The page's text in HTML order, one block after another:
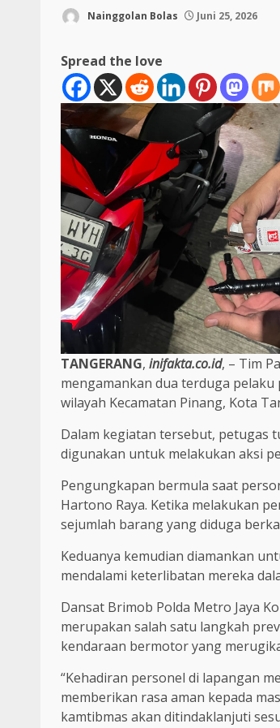
Nainggolan Bolas Juni 25, 2026
Spread the love
TANGERANG, inifakta.co.id, – Tim
mengamankan dua terduga
wilayah Kecamatan Pinang, Kota
Dalam kegiatan tersebut, petugas
digunakan untuk melakukan aksi
Pengungkapan bermula saat
Hartono Raya. Ketika melakukan
sejumlah barang yang diduga
Keduanya kemudian diamankan
mendalami keterlibatan mereka
Dansat Brimob Polda Metro Jaya
merupakan salah satu langkah
kendaraan bermotor yang
“Kehadiran personel di lapangan
memberikan rasa aman kepada
kamtibmas akan ditindaklanjuti